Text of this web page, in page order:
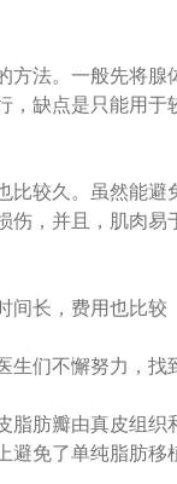
方法。一般先将腺
，缺点是只能用于
比较久。虽然能避
伤，并且，肌肉易
间长，费用也比较
生们不懈努力，找
脂肪瓣由真皮组织
避免了单纯脂肪移